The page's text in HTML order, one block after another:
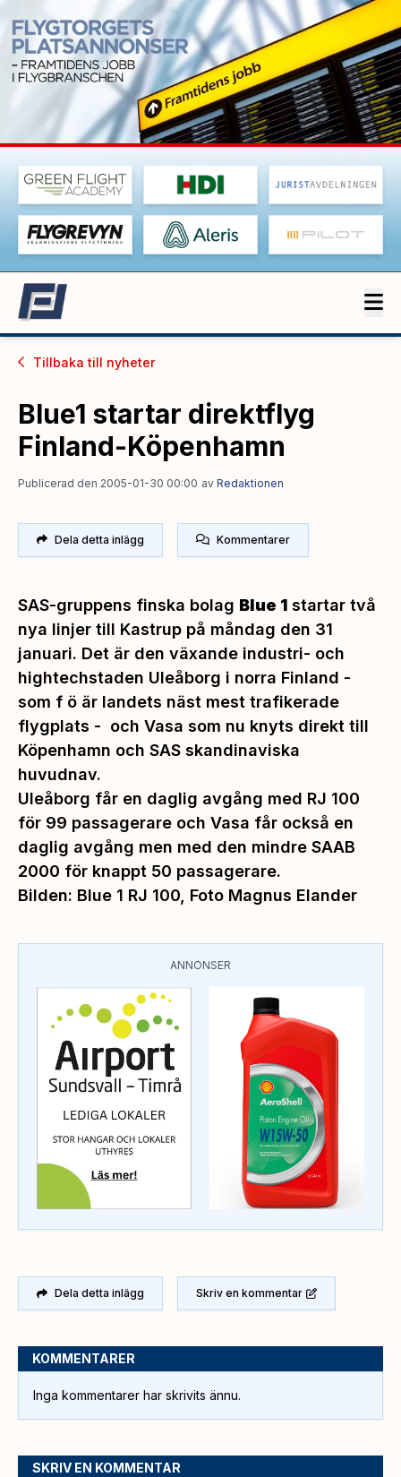
Tillbaka till nyheter
Blue1 startar direktflyg
Finland-Köpenhamn
Publicerad den 2005-01-30 00:00 av Redaktionen
Dela detta inlägg Kommentarer
SAS-gruppens finska bolag Blue 1 startar två
nya linjer till Kastrup på måndag den 31
januari. Det är den växande industri- och
hightechstaden Uleåborg i norra Finland -
som f ö är landets näst mest trafikerade
flygplats - och Vasa som nu knyts direkt till
Köpenhamn och SAS skandinaviska
huvudnav.
Uleåborg får en daglig avgång med RJ 100
för 99 passagerare och Vasa får också en
daglig avgång men med den mindre SAAB
2000 för knappt 50 passagerare.
Bilden: Blue 1 RJ 100, Foto Magnus Elander
ANNONSER
Dela detta inlägg Skriv en kommentar
KOMMENTARER
Inga kommentarer har skrivits ännu.
SKRIV EN KOMMENTAR